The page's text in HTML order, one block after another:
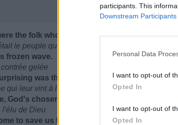
participants. This
Downstream Participants
Personal Data
I want to opt-out of
Opted In
I want to opt-out of
Opted In
the folk who lived
le peuple qui vivait
frozen wave.
gelée
was their thought,
qui leur vint à l'esprit ne fut alors pas surprenante
God's chosen one,
l'élu de Dieu
to save us from